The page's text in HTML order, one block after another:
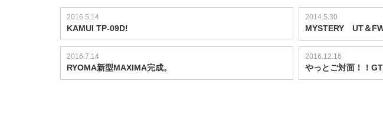
2016.5.14
KAMUI TP-09D!
2014.5.30
MYSTERY UT＆
2016.7.14
RYOMA新型MAXIMA完成。
2016.12.16
やっとご対面！！